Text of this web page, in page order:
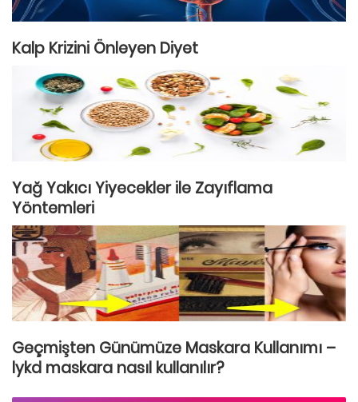
Kalp Krizini Önleyen Diyet
Yağ Yakıcı Yiyecekler ile Zayıflama
Yöntemleri
Geçmişten Günümüze Maskara Kullanımı –
lykd maskara nasıl kullanılır?